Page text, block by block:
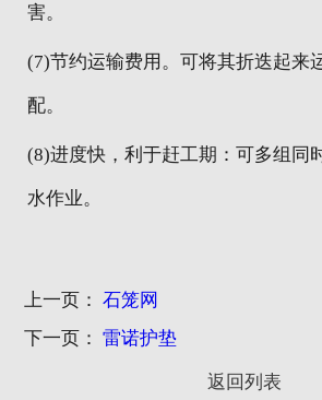
害。
(7)节约运输费用。可将其折迭起来
配。
(8)进度快，利于赶工期：可多组同
水作业。
上一页： 石笼网
下一页： 雷诺护垫
返回列表